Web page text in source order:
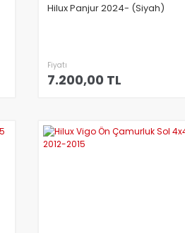
Hilux Panjur 2024- (Siyah)
Fiyatı
7.200,00 TL